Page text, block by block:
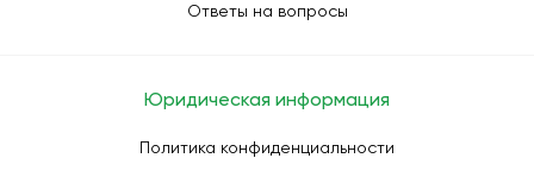
Ответы на вопросы
Юридическая информация
Политика конфиденциальности